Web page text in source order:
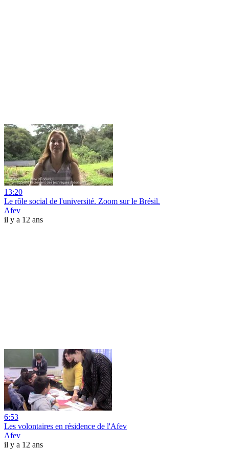
13:20
Le rôle social de l'université. Zoom sur le Brésil.
Afev
il y a 12 ans
6:53
Les volontaires en résidence de l'Afev
Afev
il y a 12 ans